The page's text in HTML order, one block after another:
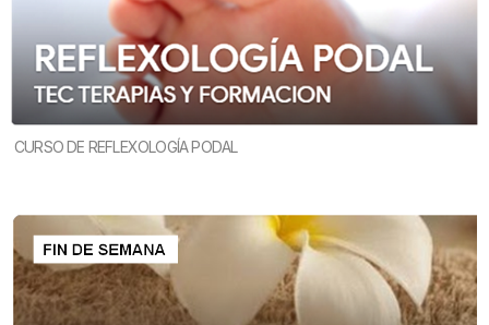
CURSO DE REFLEXOLOGÍA PODAL